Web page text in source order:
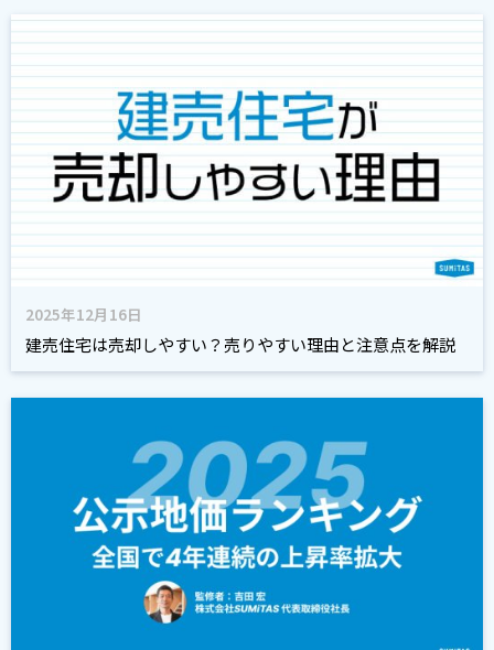
2025年12月16日
建売住宅は売却しやすい？売りやすい理由と注意点を解説